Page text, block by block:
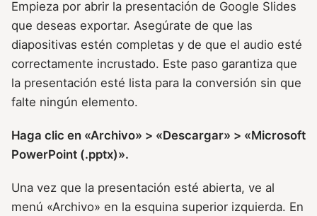
Empieza por abrir la presentación de Google Slides
que deseas exportar. Asegúrate de que las
diapositivas estén completas y de que el audio esté
correctamente incrustado. Este paso garantiza que
la presentación esté lista para la conversión sin que
falte ningún elemento.
Haga clic en «Archivo» > «Descargar» > «Microsoft
PowerPoint (.pptx)».
Una vez que la presentación esté abierta, ve al
menú «Archivo» en la esquina superior izquierda. En